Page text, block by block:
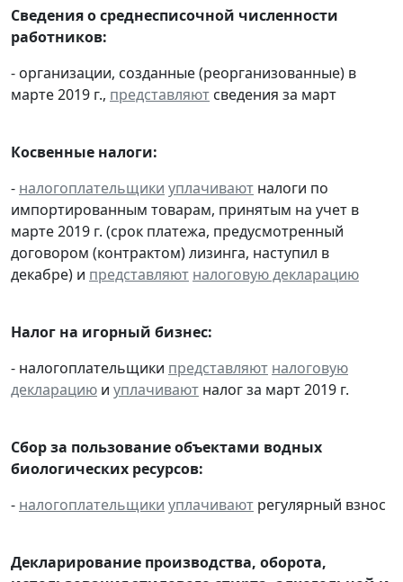
Сведения о среднесписочной численности
работников:
- организации, созданные (реорганизованные) в
марте 2019 г., представляют сведения за март
Косвенные налоги:
- налогоплательщики уплачивают налоги по
импортированным товарам, принятым на учет в
марте 2019 г. (срок платежа, предусмотренный
договором (контрактом) лизинга, наступил в
декабре) и представляют налоговую декларацию
Налог на игорный бизнес:
- налогоплательщики представляют налоговую
декларацию и уплачивают налог за март 2019 г.
Сбор за пользование объектами водных
биологических ресурсов:
- налогоплательщики уплачивают регулярный взнос
Декларирование производства, оборота,